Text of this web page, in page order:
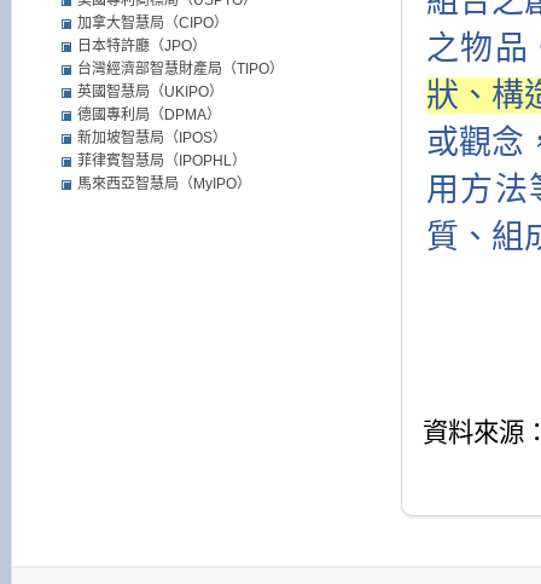
之物品
狀、構
或觀念
用方法
質、組
資料來源
加拿大智慧局（CIPO）
日本特許廳（JPO）
台灣經濟部智慧財產局（TIPO）
英國智慧局（UKIPO）
德國專利局（DPMA）
新加坡智慧局（IPOS）
菲律賓智慧局（IPOPHL）
馬來西亞智慧局（MyIPO）